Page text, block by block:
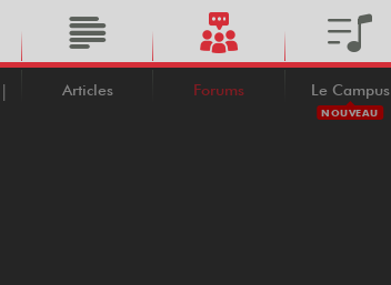
|
Articles Forums Le Campus
NOUVEAU